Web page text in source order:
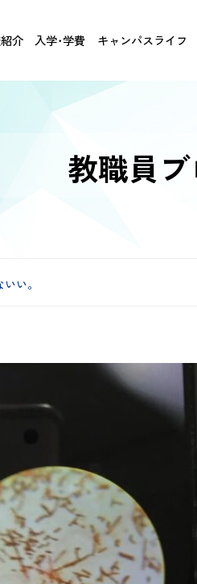
介 入学･学費 キャンパスライフ
教職員
い。